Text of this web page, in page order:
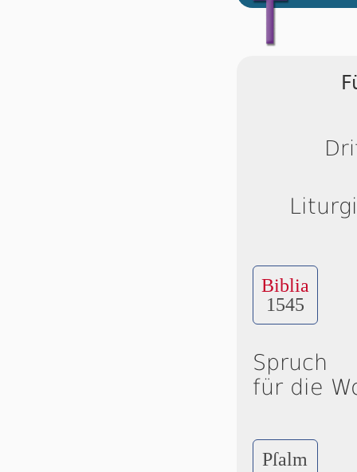
Biblia
1545
Spruch
für die
Pſalm